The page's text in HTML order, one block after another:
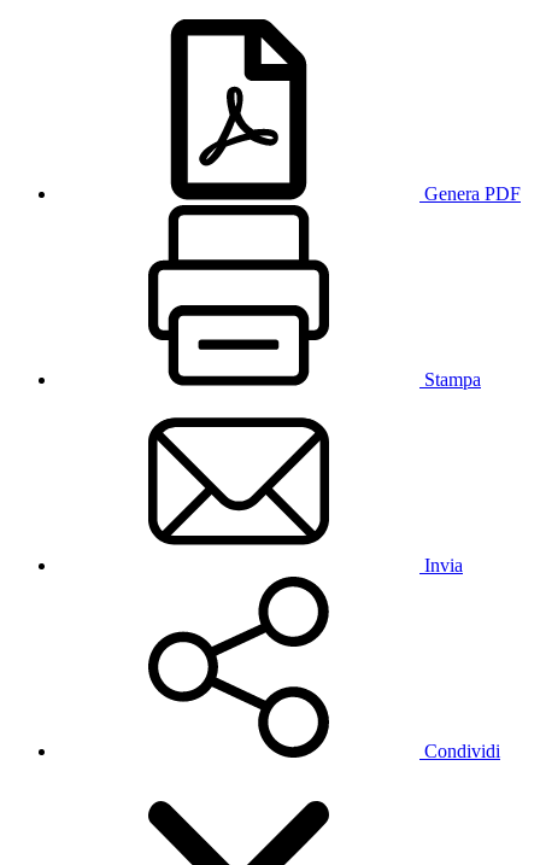
Genera PDF
Stampa
Invia
Condividi